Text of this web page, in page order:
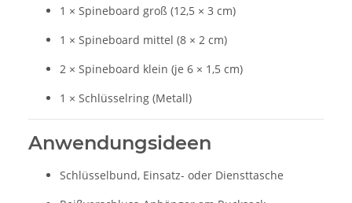
1 × Spineboard groß (12,5 × 3 cm)
1 × Spineboard mittel (8 × 2 cm)
2 × Spineboard klein (je 6 × 1,5 cm)
1 × Schlüsselring (Metall)
Anwendungsideen
Schlüsselbund, Einsatz- oder Diensttasche